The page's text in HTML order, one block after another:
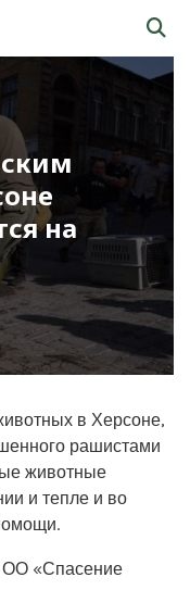
на
в Херсоне,
рашистами
животные
и тепле и во
ОО «Спасение